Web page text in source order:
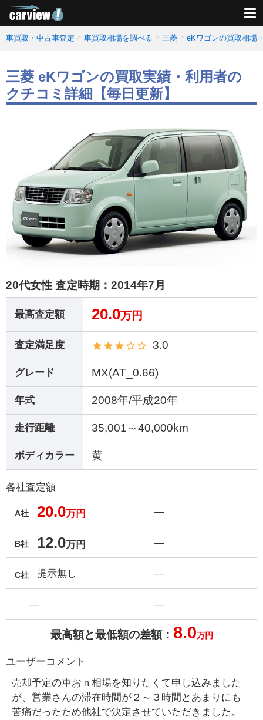
車買取・中古車査定 車買取相場を調べる 三菱 eKワゴンの買取相場
三菱 eKワゴンの買取実績・利用者の
クチコミ詳細【毎日更新】
20代女性 査定時期： 2014年7月
最高査定額 20.0万円
査定満足度 3.0
グレード MX(AT_0.66)
年式 2008年/平成20年
走行距離 35,001～40,000km
ボディカラー 黄
各社査定額
A社 20.0万円
B社 12.0万円
C社 提示無し
―
―
―
―
―
最高額と最低額の差額： 8.0万円
ユーザーコメント
売却予定の車おｎ相場を知りたくて申し込みました
が、営業さんの滞在時間が２～３時間とあまりにも
苦痛だったため他社で決定させていただきました。